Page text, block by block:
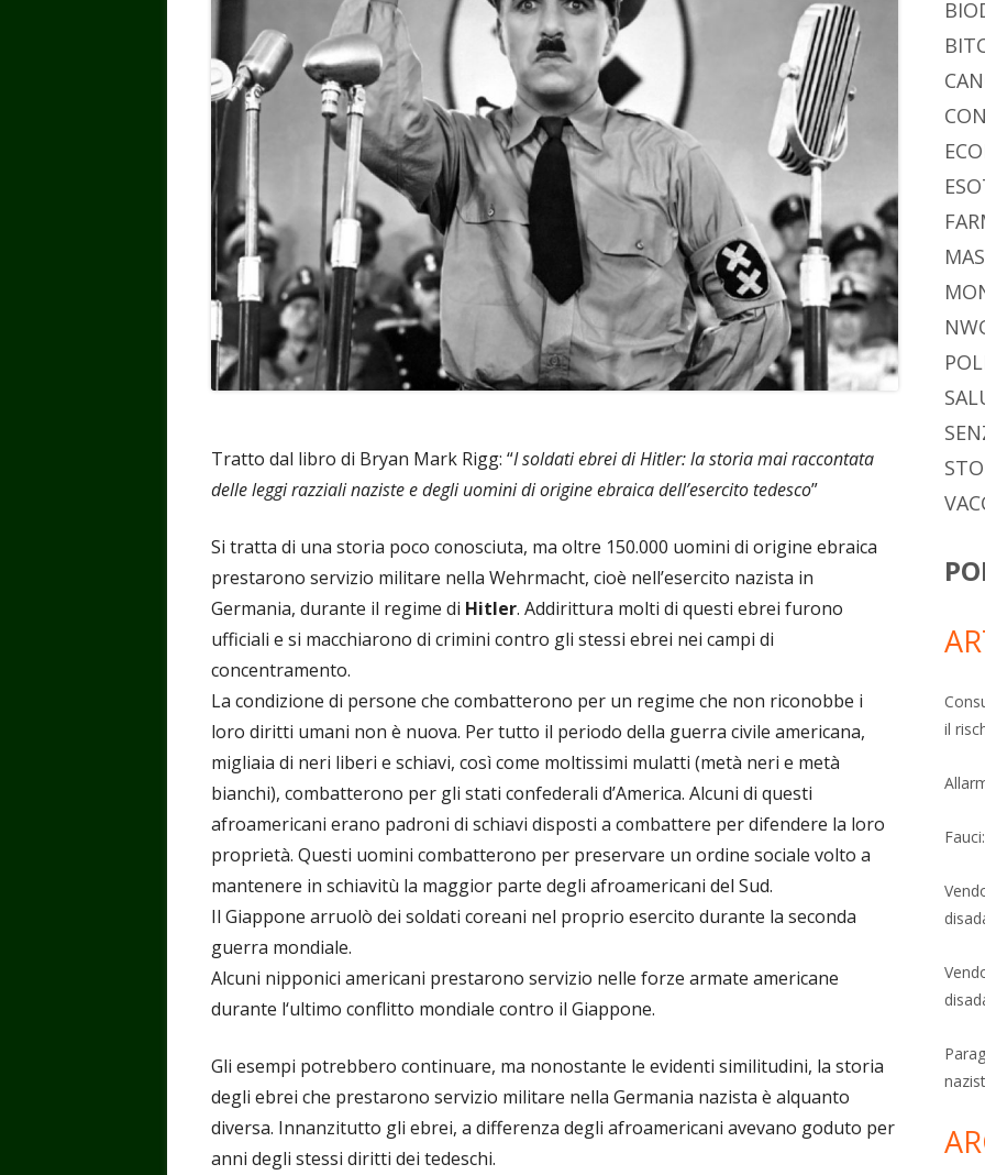
di
Tratto dal libro di Bryan Mark Rigg: “I soldati ebrei di Hitler: la storia mai raccontata
delle leggi razziali naziste e degli uomini di origine ebraica dell’esercito tedesco”
Si tratta di una storia poco conosciuta, ma oltre 150.000 uomini di origine ebraica
prestarono servizio militare nella Wehrmacht, cioè nell’esercito nazista in
Germania, durante il regime di Hitler. Addirittura molti di questi ebrei furono
ufficiali e si macchiarono di crimini contro gli stessi ebrei nei campi di
concentramento.
La condizione di persone che combatterono per un regime che non riconobbe i
loro diritti umani non è nuova. Per tutto il periodo della guerra civile americana,
migliaia di neri liberi e schiavi, così come moltissimi mulatti (metà neri e metà
bianchi), combatterono per gli stati confederali d’America. Alcuni di questi
afroamericani erano padroni di schiavi disposti a combattere per difendere la loro
proprietà. Questi uomini combatterono per preservare un ordine sociale volto a
mantenere in schiavitù la maggior parte degli afroamericani del Sud.
Il Giappone arruolò dei soldati coreani nel proprio esercito durante la seconda
guerra mondiale.
Alcuni nipponici americani prestarono servizio nelle forze armate americane
durante l‘ultimo conflitto mondiale contro il Giappone.
Gli esempi potrebbero continuare, ma nonostante le evidenti similitudini, la storia
degli ebrei che prestarono servizio militare nella Germania nazista è alquanto
diversa. Innanzitutto gli ebrei, a differenza degli afroamericani avevano goduto per
anni degli stessi diritti dei tedeschi.
il